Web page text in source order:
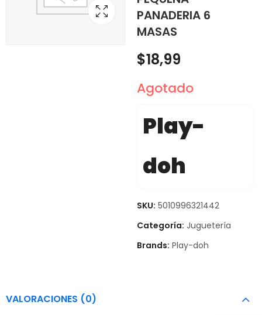
PANADERIA 6
MASAS
$17,99
ENLACES A
$30,00
$18,99
Agotado
Play-
doh
SKU: 5010996321442
Categoría: Juguetería
Brands: Play-doh
VALORACIONES (0)